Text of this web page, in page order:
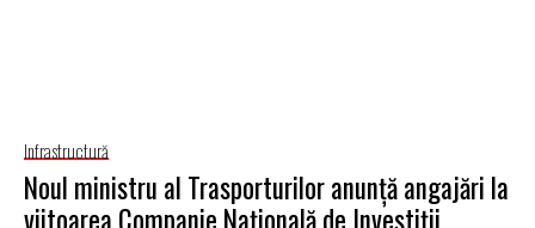
Infrastructură
Noul ministru al Trasporturilor anunță angajări la
viitoarea Companie Națională de Investiții